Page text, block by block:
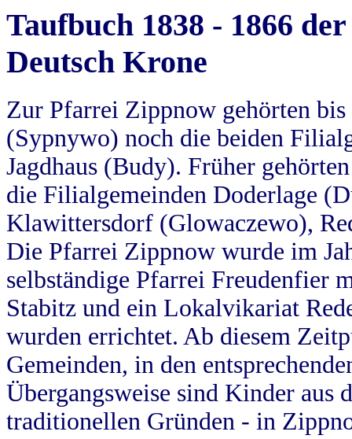
Taufbuch 1838 - 1866
Deutsch Krone
Zur Pfarrei Zippnow gehörten
(Sypnywo) noch die beiden
Jagdhaus (Budy). Früher
die Filialgemeinden Doderlage
Klawittersdorf (Glowaczewo),
Die Pfarrei Zippnow wurde im
selbständige Pfarrei Freudenfier
Stabitz und ein Lokalvikariat
wurden errichtet. Ab diesem
Gemeinden, in den
Übergangsweise sind Kinder aus
traditionellen Gründen - in